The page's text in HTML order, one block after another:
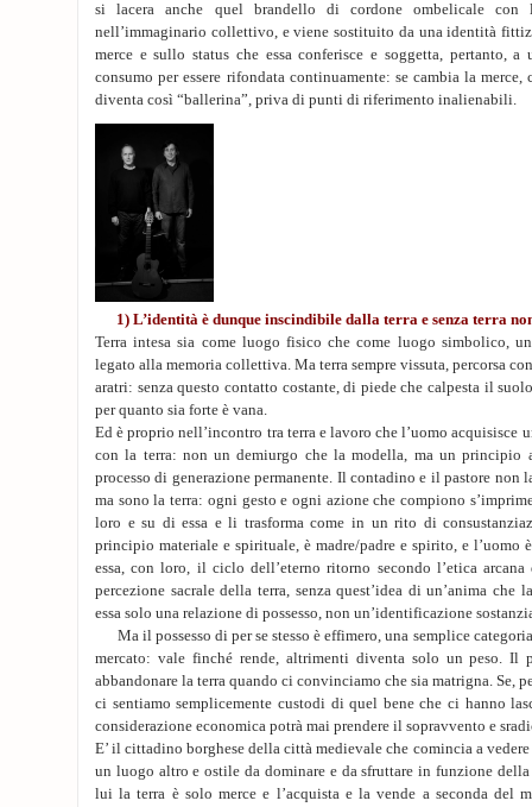
si lacera anche quel brandello di cordone ombelicale con
nell’immaginario collettivo, e viene sostituito da una identità
merce e sullo status che essa conferisce e soggetta, pertanto, a
consumo per essere rifondata continuamente: se cambia la merce,
diventa così “ballerina”, priva di punti di riferimento inalienabili.
1) L’identità è dunque inscindibile dalla terra e senza terra
Terra intesa sia come luogo fisico che come luogo simbolico,
legato alla memoria collettiva. Ma terra sempre vissuta, percorsa
aratri: senza questo contatto costante, di piede che calpesta il
per quanto sia forte è vana.
Ed è proprio nell’incontro tra terra e lavoro che l’uomo acquisisce
con la terra: non un demiurgo che la modella, ma un principio
processo di generazione permanente. Il contadino e il pastore non
ma sono la terra: ogni gesto e ogni azione che compiono
loro e su di essa e li trasforma come in un rito di
principio materiale e spirituale, è madre/padre e spirito, e
essa, con loro, il ciclo dell’eterno ritorno secondo l’etica arcana
percezione sacrale della terra, senza quest’idea di un’anima che
essa solo una relazione di possesso, non un’identificazione
Ma il possesso di per se stesso è effimero, una semplice
mercato: vale finché rende, altrimenti diventa solo un peso. Il
abbandonare la terra quando ci convinciamo che sia matrigna. Se,
ci sentiamo semplicemente custodi di quel bene che ci hanno
considerazione economica potrà mai prendere il sopravvento e
E’ il cittadino borghese della città medievale che comincia a
un luogo altro e ostile da dominare e da sfruttare in funzione
lui la terra è solo merce e l’acquista e la vende a seconda del